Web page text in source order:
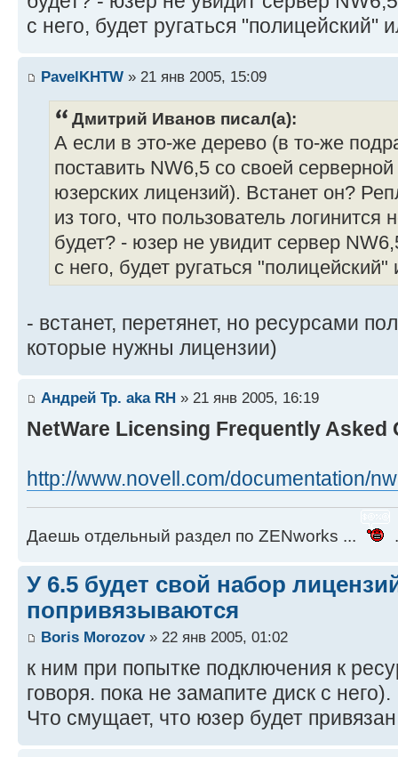
с него, будет ругаться "полицейский"
PavelKHTW » 21 янв 2005, 15:09
Дмитрий Иванов писал(а):
А если в это-же дерево (в то-же
поставить NW6,5 со своей
юзерских лицензий). Встанет он?
из того, что пользователь логинится
будет? - юзер не увидит сервер
с него, будет ругаться
- встанет, перетянет, но ресурсами
которые нужны лицензии)
Андрей Тр. aka RH » 21 янв 2005, 16:19
NetWare Licensing Frequently Asked
http://www.novell.com/documentation/
Даешь отдельный раздел по ZENworks ...
У 6.5 будет свой набор
попривязываются
Boris Morozov» 22 янв 2005, 01:02
к ним при попытке подключения к
говоря. пока не замапите диск с него).
Что смущает, что юзер будет